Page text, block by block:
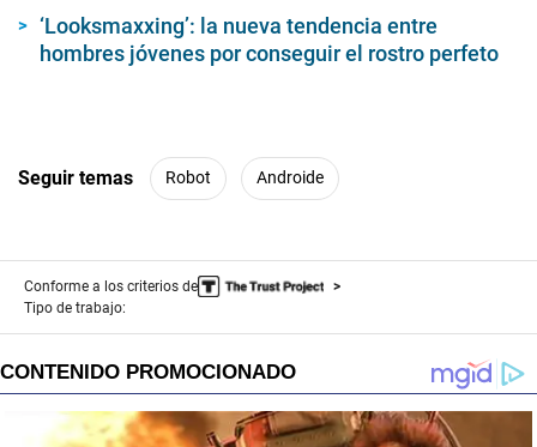
‘Looksmaxxing’: la nueva tendencia entre
hombres jóvenes por conseguir el rostro perfeto
Seguir temas Robot Androide
Conforme a los criterios de
Tipo de trabajo: